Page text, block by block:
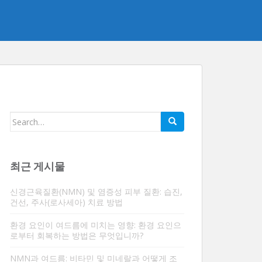
검
최근 게시물
신경근육질환(NMN) 및 염증성 피부 질환: 습진,
건선, 주사(로사세아) 치료 방법
환경 요인이 여드름에 미치는 영향: 환경 요인으
로부터 회복하는 방법은 무엇입니까?
NMN과 여드름: 비타민 및 미네랄과 어떻게 조